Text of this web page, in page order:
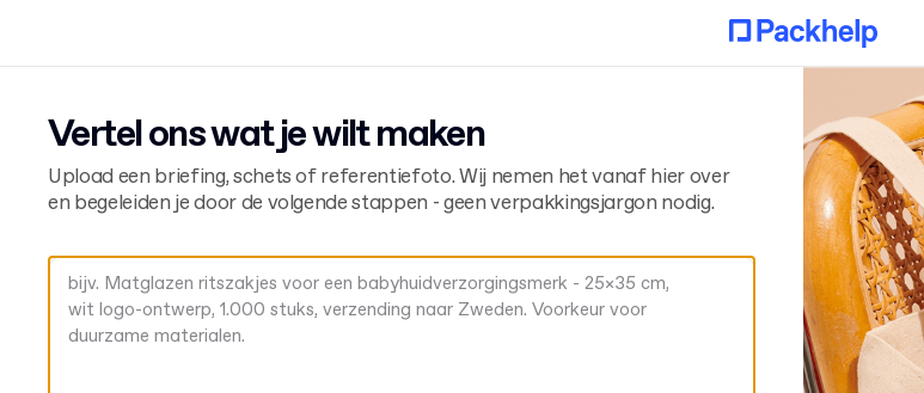
Vertel ons wat je wilt maken
Upload een briefing, schets of referentiefoto. Wij nemen het vanaf hier over
en begeleiden je door de volgende stappen - geen verpakkingsjargon nodig.